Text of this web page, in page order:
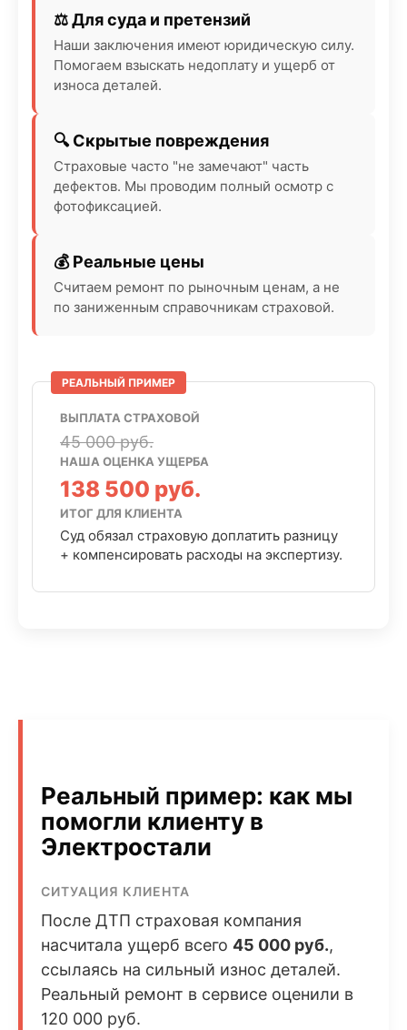
⚖️ Для суда и претензий
Наши заключения имеют юридическую силу.
Помогаем взыскать недоплату и ущерб от
износа деталей.
🔍 Скрытые повреждения
Страховые часто "не замечают" часть
дефектов. Мы проводим полный осмотр с
фотофиксацией.
💰 Реальные цены
Считаем ремонт по рыночным ценам, а не
по заниженным справочникам страховой.
ВЫПЛАТА СТРАХОВОЙ
45 000 руб.
НАША ОЦЕНКА УЩЕРБА
138 500 руб.
ИТОГ ДЛЯ КЛИЕНТА
Суд обязал страховую доплатить разницу
+ компенсировать расходы на экспертизу.
Реальный пример: как мы
помогли клиенту в
Электростали
СИТУАЦИЯ КЛИЕНТА
После ДТП страховая компания
насчитала ущерб всего 45 000 руб.,
ссылаясь на сильный износ деталей.
Реальный ремонт в сервисе оценили в
120 000 руб.